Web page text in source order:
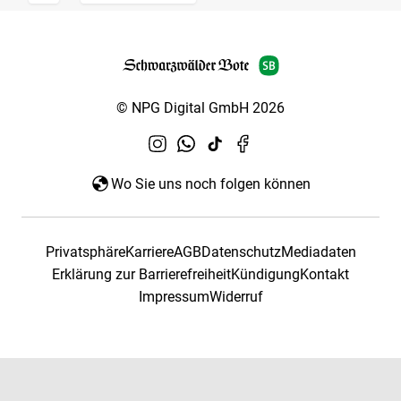
© NPG Digital GmbH 2026
Wo Sie uns noch folgen können
PrivatsphäreKarriereAGBDatenschutzMediadaten
Erklärung zur BarrierefreiheitKündigungKontakt
ImpressumWiderruf